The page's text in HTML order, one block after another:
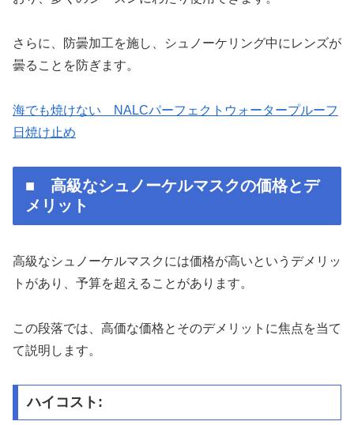
さらに、防曇加工を施し、シュノーケリング中にレンズが
曇ることを防ぎます。
海でも焼けない NALCパーフェクトウォータープルーフ
日焼け止め
■ 高級なシュノーケルマスクの価格とデ
メリット
高級なシュノーケルマスクには価格が高いというデメリッ
トがあり、予算を超えることがあります。
この段落では、高価な価格とそのデメリットに焦点を当て
て説明します。
ハイコスト: